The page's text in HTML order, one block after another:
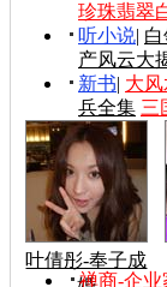
珍珠翡翠
听小说|
产风云大
新书| 大
兵全集 三
叶倩彤-奉子成
禅商-企业